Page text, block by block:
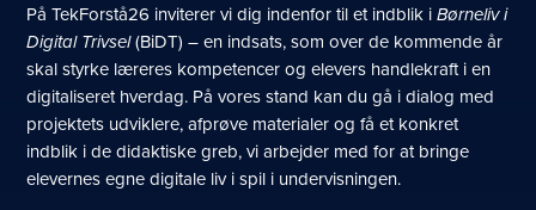
På TekForstå26 inviterer vi dig indenfor til et indblik iBørneliv i
Digital Trivsel(BiDT) – en indsats, som over de kommende år
skal styrke læreres kompetencer og elevers handlekraft i en
digitaliseret hverdag. På vores stand kan du gå i dialog med
projektets udviklere, afprøve materialer og få et konkret
indblik i de didaktiske greb, vi arbejder med for at bringe
elevernes egne digitale liv i spil i undervisningen.